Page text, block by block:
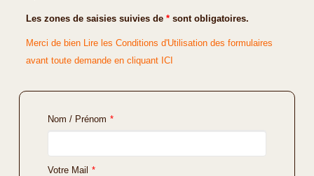
Les zones de saisies suivies de * sont obligatoires.
Merci de bien Lire les Conditions d'Utilisation des formulaires
avant toute demande en cliquant ICI
Nom / Prénom *
Votre Mail *